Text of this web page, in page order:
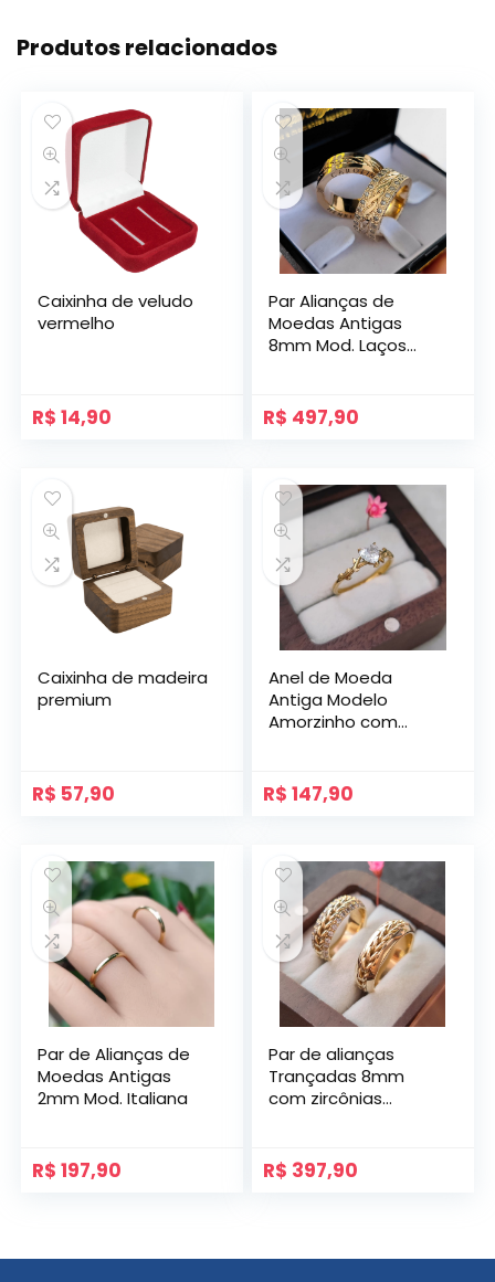
Produtos relacionados
Caixinha de veludo
vermelho
R$ 14,90
Par Alianças de
Moedas Antigas
8mm Mod. Laços
R$ 497,90
Caixinha de madeira
premium
R$ 57,90
Anel de Moeda
Antiga Modelo
Amorzinho com
R$ 147,90
Par de Alianças de
Moedas Antigas
2mm Mod. Italiana
R$ 197,90
Par de alianças
Trançadas 8mm
com zircônias
R$ 397,90